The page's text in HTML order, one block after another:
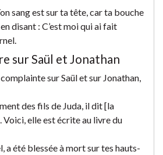
sang est sur ta tête, car ta bouche
disant : C’est moi qui ai fait
sur Saül et Jonathan
sur Saül et sur Jonathan,
des fils de Juda, il dit [la
Voici, elle est écrite au livre du
a été blessée à mort sur tes hauts-